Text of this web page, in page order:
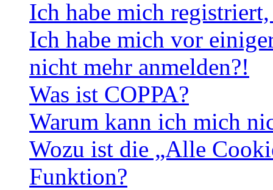
Ich habe mich
Ich habe mich vor
nicht mehr anmelden?!
Was ist COPPA?
Warum kann ich mich
Wozu ist die „Alle
Funktion?